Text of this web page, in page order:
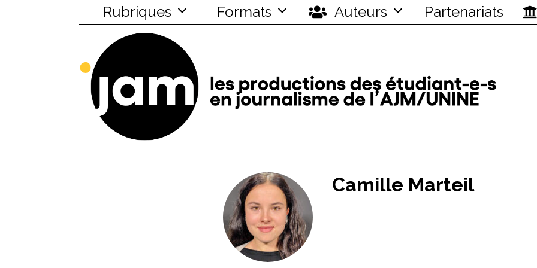
Rubriques Formats Auteurs Partenariats
Camille Marteil